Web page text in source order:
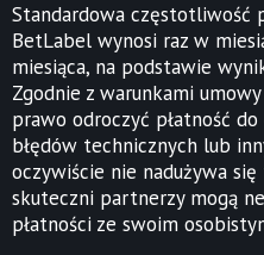
Standardowa częstotliwość
BetLabel wynosi raz w
miesiąca, na podstawie
Zgodnie z warunkami
prawo odroczyć płatność
błędów technicznych lub
oczywiście nie nadużywa
skuteczni partnerzy mogą
płatności ze swoim